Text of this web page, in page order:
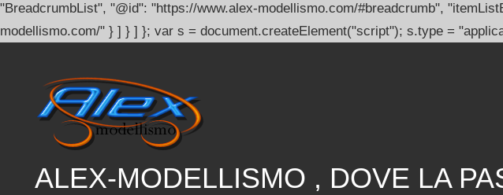
"BreadcrumbList", "@id": "https://www.alex-modellismo.com/#breadcrumb",
modellismo.com/" } ] } ] }; var s = document.createElement("script"); s.type =
contenuto
ALEX-MODELLISMO , DOVE LA